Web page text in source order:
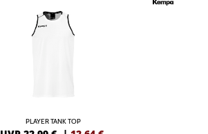
PLAYER TANK TOP